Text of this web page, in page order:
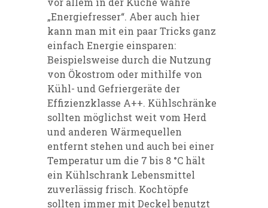
„Energiefresser“. Aber auch hier
kann man mit ein paar Tricks ganz
einfach Energie einsparen:
Beispielsweise durch die Nutzung
von Ökostrom oder mithilfe von
Kühl- und Gefriergeräte der
Effizienzklasse A++. Kühlschränke
sollten möglichst weit vom Herd
und anderen Wärmequellen
entfernt stehen und auch bei einer
Temperatur um die 7 bis 8 °C hält
ein Kühlschrank Lebensmittel
zuverlässig frisch. Kochtöpfe
sollten immer mit Deckel benutzt